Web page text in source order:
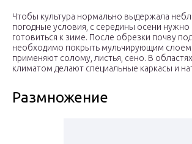
Чтобы культура нормально выдержала
погодные условия, с середины осени нужно
готовиться к зиме. После обрезки почву
необходимо покрыть мульчирующим слоем.
применяют солому, листья, сено. В
климатом делают специальные каркасы и
Размножение